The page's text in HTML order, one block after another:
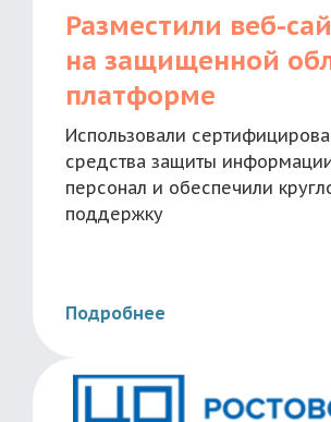
Разместили веб-
на защищенной
платформе
Использовали
средства защиты
персонал и обеспечили
поддержку
Подробнее